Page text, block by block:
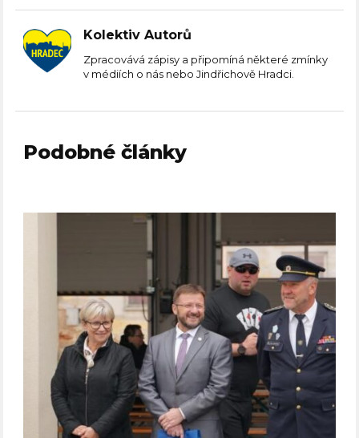
Kolektiv Autorů
Zpracovává zápisy a připomíná některé zmínky
v médiích o nás nebo Jindřichově Hradci.
Podobné články